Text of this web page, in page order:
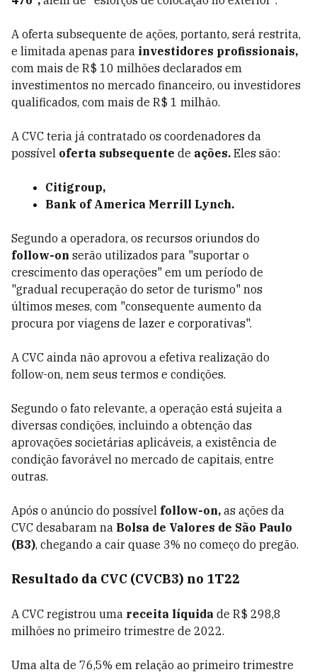
A oferta subsequente de ações, portanto, será restrita,
e limitada apenas para investidores profissionais,
com mais de R$ 10 milhões declarados em
investimentos no mercado financeiro, ou investidores
qualificados, com mais de R$ 1 milhão.
A CVC teria já contratado os coordenadores da
possível oferta subsequente de ações. Eles são:
Citigroup,
Bank of America Merrill Lynch.
Segundo a operadora, os recursos oriundos do
follow-on serão utilizados para "suportar o
crescimento das operações" em um período de
"gradual recuperação do setor de turismo" nos
últimos meses, com "consequente aumento da
procura por viagens de lazer e corporativas".
A CVC ainda não aprovou a efetiva realização do
follow-on, nem seus termos e condições.
Segundo o fato relevante, a operação está sujeita a
diversas condições, incluindo a obtenção das
aprovações societárias aplicáveis, a existência de
condição favorável no mercado de capitais, entre
outras.
Após o anúncio do possível follow-on, as ações da
CVC desabaram na Bolsa de Valores de São Paulo
(B3), chegando a cair quase 3% no começo do pregão.
Resultado da CVC (CVCB3) no 1T22
A CVC registrou uma receita líquida de R$ 298,8
milhões no primeiro trimestre de 2022.
Uma alta de 76,5% em relação ao primeiro trimestre